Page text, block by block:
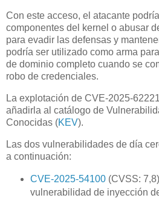
Con este acceso, el atacante
componentes del kernel o abusar
para evadir las defensas y
podría ser utilizado como arma
de dominio completo cuando se
robo de credenciales.
La explotación de CVE-2025-
añadirla al catálogo de
Conocidas (KEV).
Las dos vulnerabilidades de día
a continuación:
CVE-2025-54100(CVSS:
vulnerabilidad de inyección